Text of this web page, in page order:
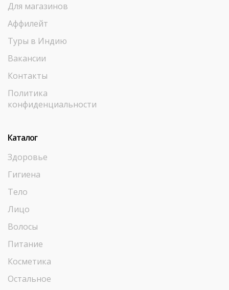
Для магазинов
Аффилейт
Туры в Индию
Вакансии
Контакты
Политика
конфиденциальности
Каталог
Здоровье
Гигиена
Тело
Лицо
Волосы
Питание
Косметика
Остальное